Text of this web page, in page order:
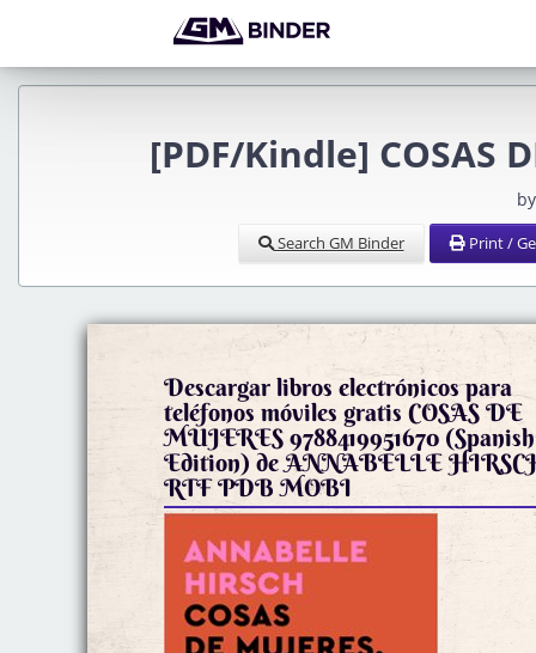
[PDF/Kindle] COSAS
Search GM Binder Print /
Descargar libros electrónicos para
teléfonos móviles gratis COSAS DE
MUJERES 9788419951670 (Spanish
Edition) de ANNABELLE
RTF PDB MOBI